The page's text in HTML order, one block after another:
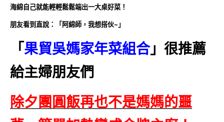
海綿自己就能輕輕鬆鬆端出一大桌好菜！
朋友看到直說：「阿綿師，我想搭伙~」
「果貿吳媽家年菜組合」很推薦
給主婦朋友們
除夕團圓飯再也不是媽媽的噩